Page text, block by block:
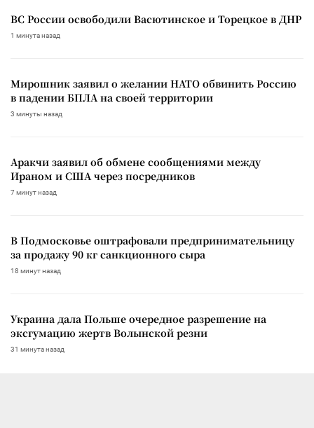
ВС России освободили Васютинское и Торецкое в ДНР
1 минута назад
Мирошник заявил о желании НАТО обвинить Россию
в падении БПЛА на своей территории
3 минуты назад
Аракчи заявил об обмене сообщениями между
Ираном и США через посредников
7 минут назад
В Подмосковье оштрафовали предпринимательницу
за продажу 90 кг санкционного сыра
18 минут назад
Украина дала Польше очередное разрешение на
эксгумацию жертв Волынской резни
31 минута назад